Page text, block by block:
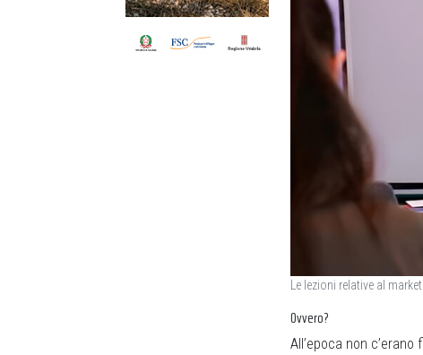
Le lezioni relative al
Ovvero?
All’epoca non